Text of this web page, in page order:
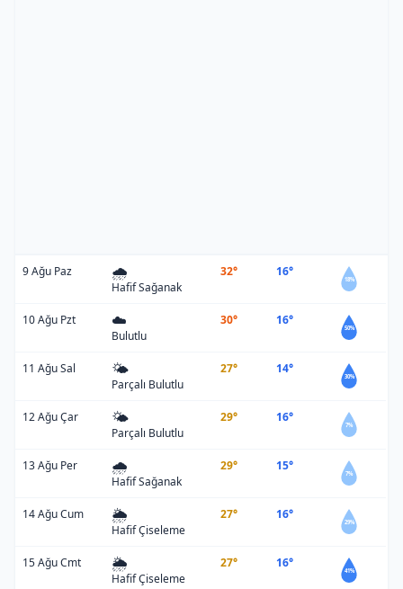
9 Ağu Paz 🌧️
Hafif Sağanak
32° 16°
18%
10 Ağu Pzt ☁️
Bulutlu
30° 16°
50%
11 Ağu Sal 🌤️
Parçalı Bulutlu
27° 14°
30%
12 Ağu Çar 🌤️
Parçalı Bulutlu
29° 16°
7%
13 Ağu Per 🌧️
Hafif Sağanak
29° 15°
7%
14 Ağu Cum 🌦️
Hafif Çiseleme
27° 16°
29%
15 Ağu Cmt 🌦️
Hafif Çiseleme
27° 16°
41%